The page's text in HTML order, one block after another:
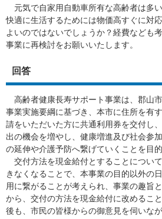
元気で自家用自動車所有な高齢者は多い
快適に生活するためには物価高すぐに対
よいのではないでしょうか？経費なども
事業に再検討をお願いいたします。
回答
高齢者健康長寿サポート事業は、郡山
事業実施要綱に基づき、本市に住所を有
請をいただいた方に共通利用券を交付し
出の機会を増やし、健康増進及び社会参
の延伸や介護予防へ繋げていくことを目
交付方法を現金給付とすることについ
きなくなることで、本事業の目的以外の
用に繋がることが考えられ、事業の趣旨
から、交付の方法を現金給付に改めるこ
後も、市民の皆様からの御意見を伺いな